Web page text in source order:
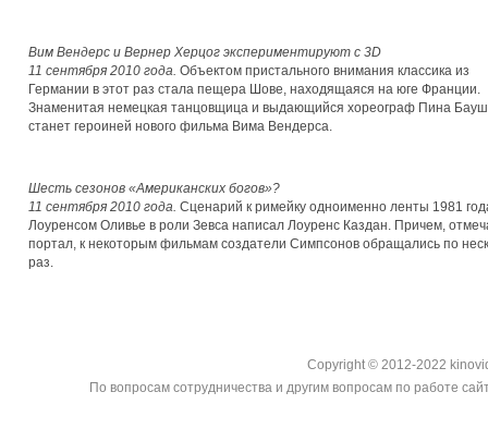
Вим Вендерс и Вернер Херцог экспериментируют с 3D
11 сентября 2010 года. Объектом пристального внимания классика из
Германии в этот раз стала пещера Шове, находящаяся на юге Франции.
Знаменитая немецкая танцовщица и выдающийся хореограф Пина Бауш
станет героиней нового фильма Вима Вендерса.
Шесть сезонов «Американских богов»?
11 сентября 2010 года. Сценарий к римейку одноименно ленты 1981
Лоуренсом Оливье в роли Зевса написал Лоуренс Каздан. Причем,
портал, к некоторым фильмам создатели Симпсонов обращались по
раз.
Copyright © 2012-2022
По вопросам сотрудничества и другим вопросам по работе